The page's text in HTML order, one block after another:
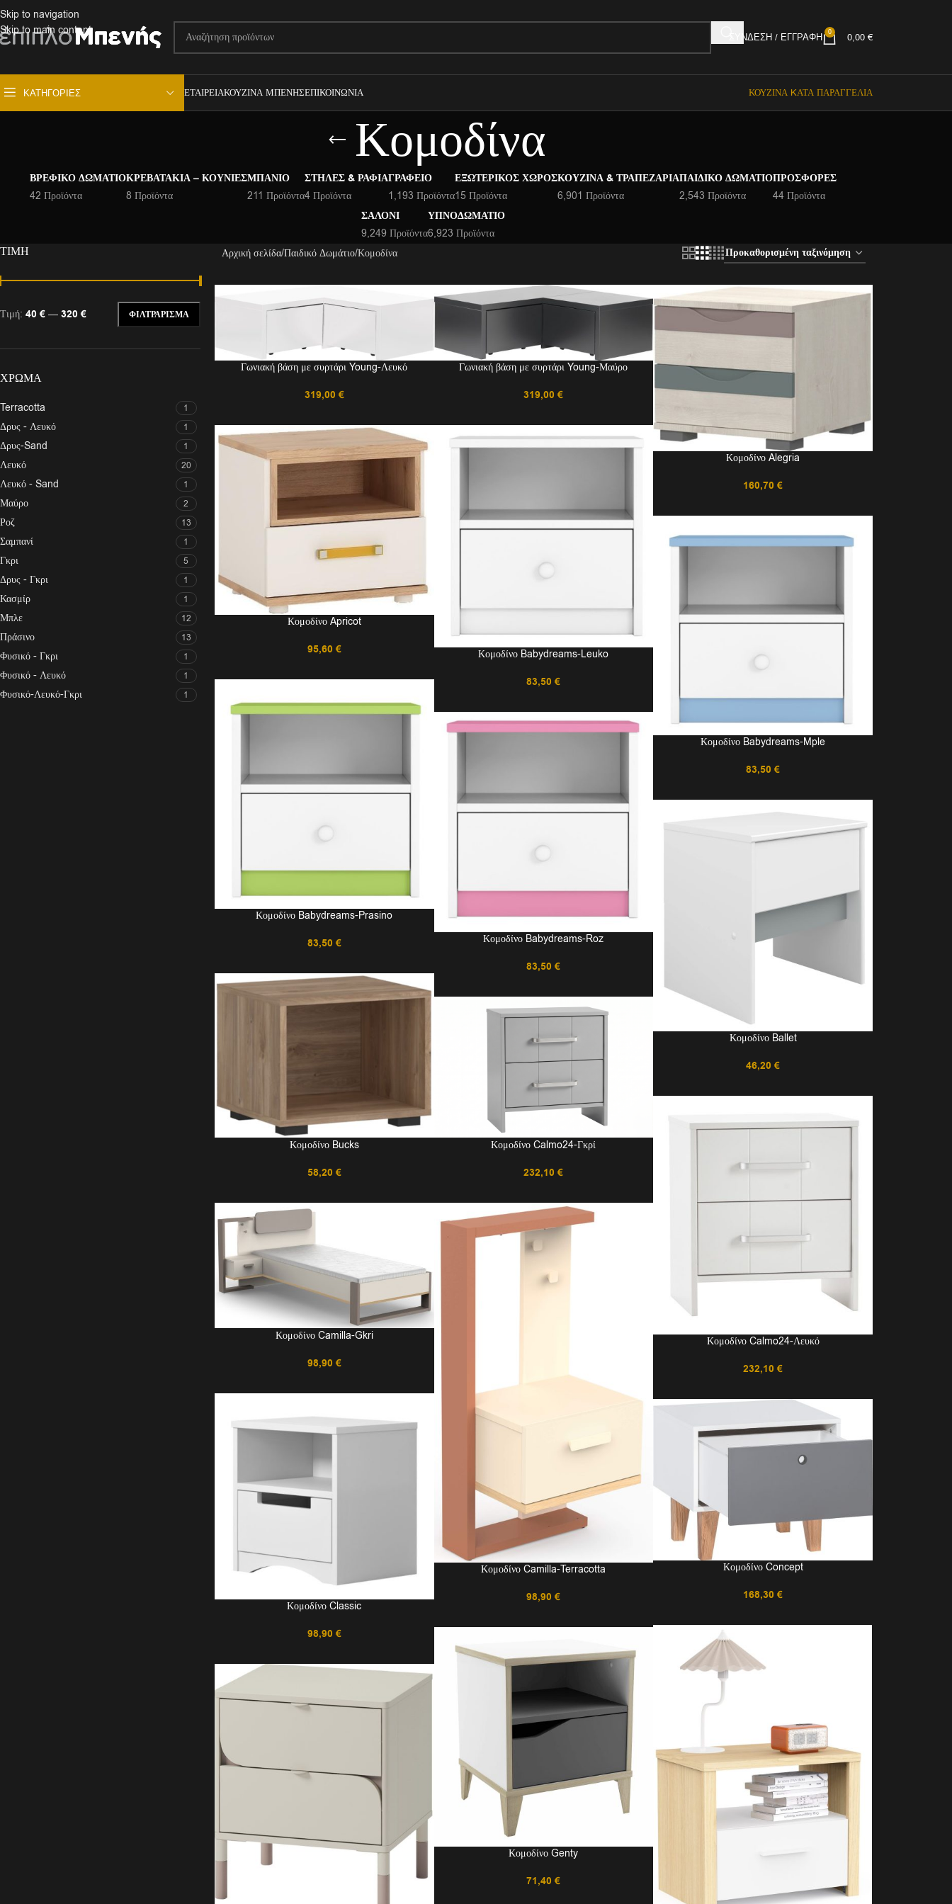
Skip to navigation
Skip to main content
ΣΎΝΔΕΣΗ / ΕΓΓΡΑΦΉ 0 0,00 €
ΚΑΤΗΓΟΡΊΕΣ ΕΤΑΙΡΕΊΑΚΟΥΖΊΝΑ ΜΠΕΝΉΣΕΠΙΚΟΙΝΩΝΊΑ ΚΟΥΖΊΝΑ KΑΤΆ ΠΑΡΑΓΓΕΛΊΑ
Κομοδίνα
ΒΡΕΦΙΚΌ ΔΩΜΆΤΙΟ
42 Προϊόντα
ΚΡΕΒΑΤΆΚΙΑ – ΚΟΎΝΙΕΣ
8 Προϊόντα
ΜΠΆΝΙΟ
211 Προϊόντα
ΣΤΉΛΕΣ & ΡΆΦΙΑ
4 Προϊόντα
ΓΡΑΦΕΊΟ
1,193 Προϊόντα
ΕΞΩΤΕΡΙΚΌΣ ΧΏΡΟΣ
15 Προϊόντα
ΚΟΥΖΊΝΑ & ΤΡΑΠΕΖΑΡΊΑ
6,901 Προϊόντα
ΠΑΙΔΙΚΌ ΔΩΜΆΤΙΟ
2,543 Προϊόντα
ΠΡΟΣΦΟΡΈΣ
44 Προϊόντα
ΣΑΛΌΝΙ
9,249 Προϊόντα
ΥΠΝΟΔΩΜΆΤΙΟ
6,923 Προϊόντα
ΤΙΜΉ
ΦΙΛΤΡΆΡΙΣΜΑ
Τιμή: 40 € — 320 €
ΧΡΏΜΑ
Terracotta 1
Δρυς - Λευκό 1
Δρυς-Sand 1
Λευκό 20
Λευκό - Sand 1
Μαύρο 2
Ροζ 13
Σαμπανί 1
Γκρι 5
Δρυς - Γκρι 1
Κασμίρ 1
Μπλε 12
Πράσινο 13
Φυσικό - Γκρι 1
Φυσικό - Λευκό 1
Φυσικό-Λευκό-Γκρι 1
Αρχική σελίδα Παιδικό Δωμάτιο Κομοδίνα
Γωνιακή βάση με συρτάρι Young-Λευκό
319,00 €
Γωνιακή βάση με συρτάρι Young-Μαύρο
319,00€
Κομοδίνο Alegria
160,70€
Κομοδίνο Apricot
95,60 € Κομοδίνο Babydreams-Leuko
83,50€
Κομοδίνο Babydreams-Mple
83,50€
Κομοδίνο Babydreams-Prasino
83,50 € Κομοδίνο Babydreams-Roz
83,50€
Κομοδίνο Ballet
46,20€
Κομοδίνο Bucks
58,20 €
Κομοδίνο Calmo24-Γκρί
232,10€
Κομοδίνο Calmo24-Λευκό
232,10€
Κομοδίνο Camilla-Gkri
98,90 €
Κομοδίνο Camilla-Terracotta
98,90€
Κομοδίνο Classic
98,90 €
Κομοδίνο Concept
168,30€
Κομοδίνο Genty
71,40€